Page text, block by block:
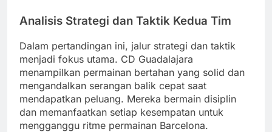
Analisis Strategi dan Taktik Kedua Tim
Dalam pertandingan ini, jalur strategi dan taktik
menjadi fokus utama. CD Guadalajara
menampilkan permainan bertahan yang solid dan
mengandalkan serangan balik cepat saat
mendapatkan peluang. Mereka bermain disiplin
dan memanfaatkan setiap kesempatan untuk
mengganggu ritme permainan Barcelona.